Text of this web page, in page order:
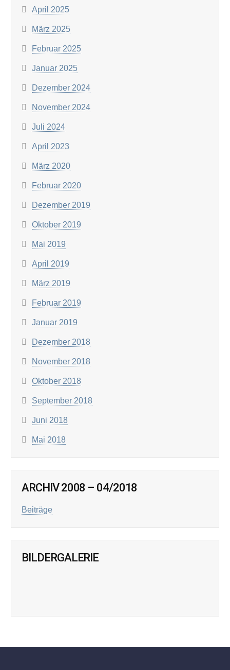
April 2025
März 2025
Februar 2025
Januar 2025
Dezember 2024
November 2024
Juli 2024
April 2023
März 2020
Februar 2020
Dezember 2019
Oktober 2019
Mai 2019
April 2019
März 2019
Februar 2019
Januar 2019
Dezember 2018
November 2018
Oktober 2018
September 2018
Juni 2018
Mai 2018
ARCHIV 2008 – 04/2018
Beiträge
BILDERGALERIE